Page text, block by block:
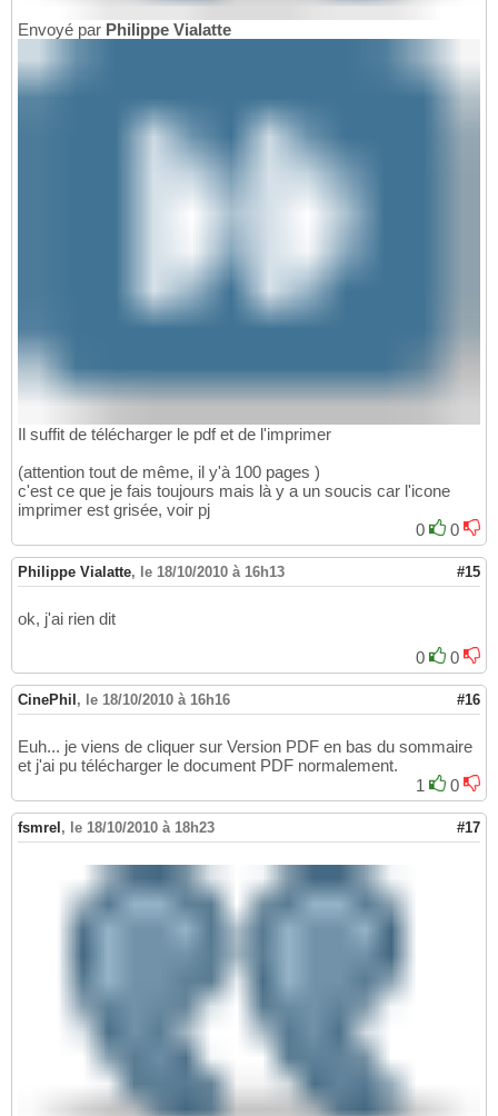
Envoyé par Philippe Vialatte
Il suffit de télécharger le pdf et de l'imprimer
(attention tout de même, il y'à 100 pages )
c'est ce que je fais toujours mais là y a un soucis car l'icone
imprimer est grisée, voir pj
0
0
Philippe Vialatte, le 18/10/2010 à 16h13 #15
ok, j'ai rien dit
0 0
CinePhil, le 18/10/2010 à 16h16 #16
Euh... je viens de cliquer sur Version PDF en bas du sommaire
et j'ai pu télécharger le document PDF normalement.
1
0
fsmrel, le 18/10/2010 à 18h23 #17